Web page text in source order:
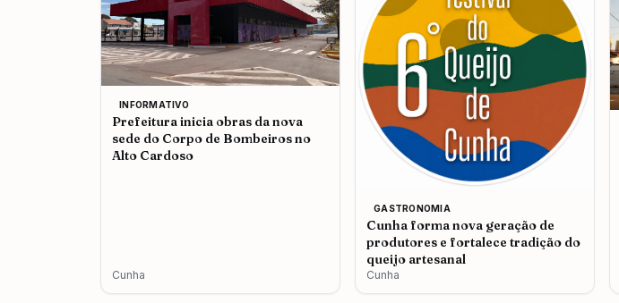
INFORMATIVO
Prefeitura inicia obras da nova
sede do Corpo de Bombeiros no
Alto Cardoso
Cunha
GASTRONOMIA
Cunha forma nova geração de
produtores e fortalece tradição do
queijo artesanal
Cunha